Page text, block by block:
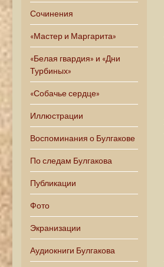
Сочинения
«Мастер и Маргарита»
«Белая гвардия» и «Дни
Турбиных»
«Собачье сердце»
Иллюстрации
Воспоминания о Булгакове
По следам Булгакова
Публикации
Фото
Экранизации
Аудиокниги Булгакова